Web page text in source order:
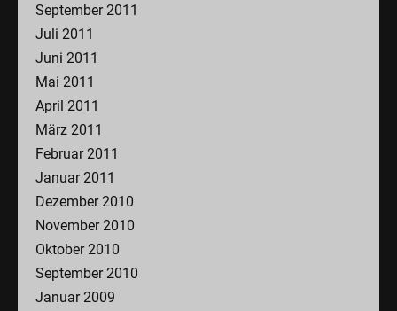
September 2011
Juli 2011
Juni 2011
Mai 2011
April 2011
März 2011
Februar 2011
Januar 2011
Dezember 2010
November 2010
Oktober 2010
September 2010
Januar 2009